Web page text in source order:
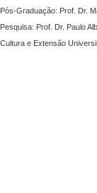
Pós-Graduação: Prof. Dr.
Pesquisa: Prof. Dr. Paulo
Cultura e Extensão